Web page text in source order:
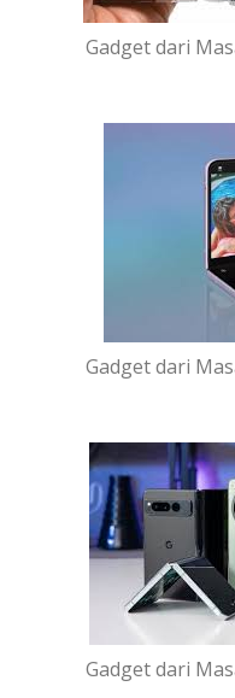
Gadget dari
Gadget dari
Gadget dari